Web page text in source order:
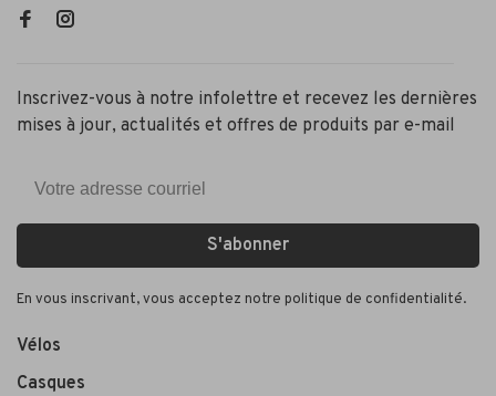
Inscrivez-vous à notre infolettre et recevez les dernières
mises à jour, actualités et offres de produits par e-mail
S'abonner
En vous inscrivant, vous acceptez notre politique de confidentialité.
Vélos
Casques